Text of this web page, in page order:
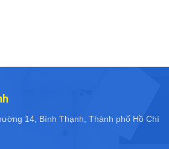
14, Bình Thạnh, Thành phố Hồ Chí